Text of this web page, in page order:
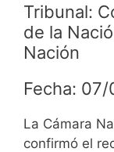
Tribunal:
de la
Nación
Fecha:
La Cámara
confirmó el